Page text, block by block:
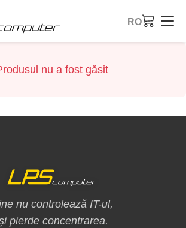
RO
nu a fost găsit
nu controlează IT-ul,
pierde concentrarea.